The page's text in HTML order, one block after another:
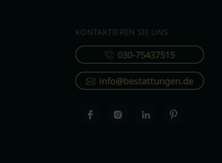
KONTAKTIEREN SIE UNS
030-75437515
info@bestattungen.de